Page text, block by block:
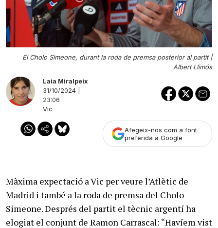
El Cholo Simeone, durant la roda de premsa posterior al partit |
Albert Llimós
Laia Miralpeix
31/10/2024 |
23:06
Vic
Afegeix-nos com a font
preferida a Google
Màxima expectació a Vic per veure l’Atlètic de
Madrid i també a la roda de premsa del Cholo
Simeone. Després del partit el tècnic argentí ha
elogiat el conjunt de Ramon Carrascal: “Havíem vist